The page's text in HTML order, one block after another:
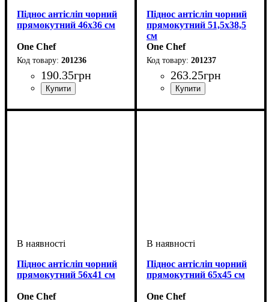
Піднос антісліп чорний
прямокутний 46х36 см
One Chef
201236
190.35грн
Піднос антісліп чорний
прямокутний 51,5х38,5
см
One Chef
201237
263.25грн
Піднос антісліп чорний
прямокутний 56х41 см
One Chef
Піднос антісліп чорний
прямокутний 65х45 см
One Chef